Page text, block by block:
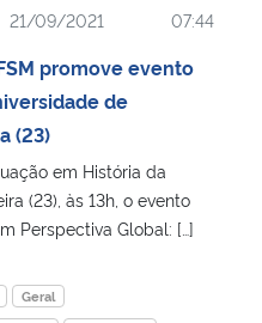
e Comunicações
21/09/2021 07:44
promove evento
de
(23)
em História da
(23), às 13h, o evento
Perspectiva Global: […]
Geral